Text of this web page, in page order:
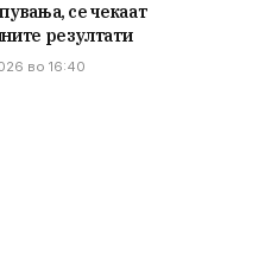
се чекаат
резултати
во 16:40